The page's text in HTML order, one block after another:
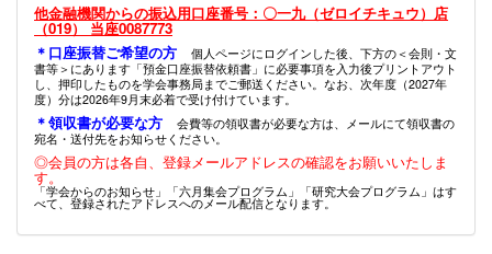
他金融機関からの振込用口座番号：〇一九（ゼロイチキュウ）店
（019） 当座0087773
＊口座振替ご希望の方
個人ページにログインした後、下方の＜会則・文
書等＞にあります「預金口座振替依頼書」に必要事項を入力後プリントアウト
し、押印したものを学会事務局までご郵送ください。なお、次年度（2027年
度）分は2026年9月末必着で受け付けています。
＊領収書が必要な方
会費等の領収書が必要な方は、メールにて領収書の
宛名・送付先をお知らせください。
◎会員の方は各自、登録メールアドレスの確認をお願いいたしま
す。
「学会からのお知らせ」「六月集会プログラム」「研究大会プログラム」はす
べて、登録されたアドレスへのメール配信となります。